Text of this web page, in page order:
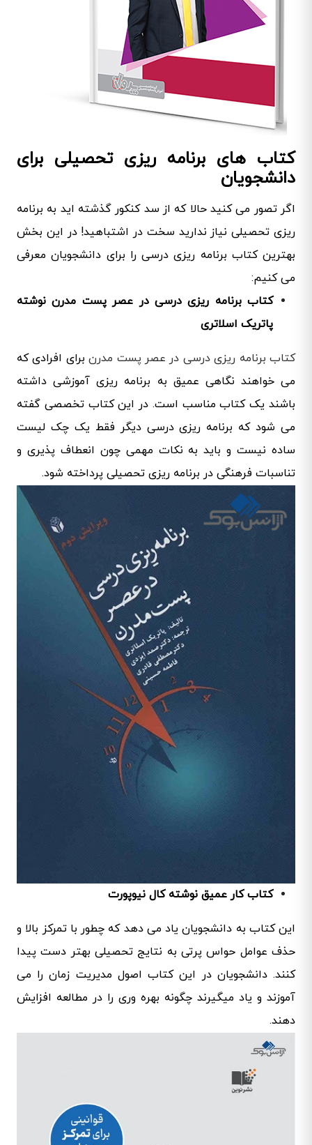
کتاب های برنامه ریزی تحصیلی برای
دانشجویان
اگر تصور می کنید حالا که از سد کنکور گذشته اید به برنامه
ریزی تحصیلی نیاز ندارید سخت در اشتباهید! در این بخش
بهترین کتاب برنامه ریزی درسی را برای دانشجویان معرفی
می کنیم:
کتاب برنامه ریزی درسی در عصر پست مدرن نوشته
پاتریک اسلاتری
کتاب برنامه ریزی درسی در عصر پست مدرنبرای افرادی که
می خواهند نگاهی عمیق به برنامه ریزی آموزشی داشته
باشند یک کتاب مناسب است. در این کتاب تخصصی گفته
می شود که برنامه ریزی درسی دیگر فقط یک چک لیست
ساده نیست و باید به نکات مهمی چون انعطاف پذیری و
تناسبات فرهنگی در برنامه ریزی تحصیلی پرداخته شود.
کتاب کار عمیق نوشته کال نیوپورت
این کتاب به دانشجویان یاد می دهد که چطور با تمرکز بالا و
حذف عوامل حواس پرتی به نتایج تحصیلی بهتر دست پیدا
کنند. دانشجویان در این کتاب اصول مدیریت زمان را می
آموزند و یاد میگیرند چگونه بهره وری را در مطالعه افزایش
دهند.